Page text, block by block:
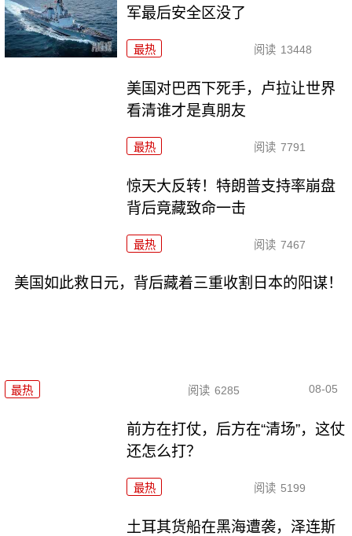
军最后安全区没了
最热 阅读 13448
美国对巴西下死手，卢拉让世界
看清谁才是真朋友
最热 阅读 7791
惊天大反转！特朗普支持率崩盘
背后竟藏致命一击
最热 阅读 7467
美国如此救日元，背后藏着三重收割日本的阳谋！
最热 阅读 6285 08-05
前方在打仗，后方在“清场”，这仗
还怎么打？
最热 阅读 5199
土耳其货船在黑海遭袭，泽连斯